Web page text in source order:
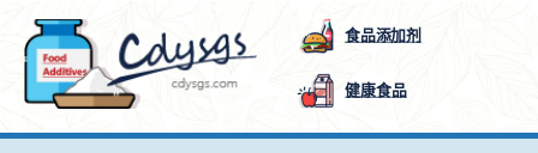
食品添加剂
健康食品